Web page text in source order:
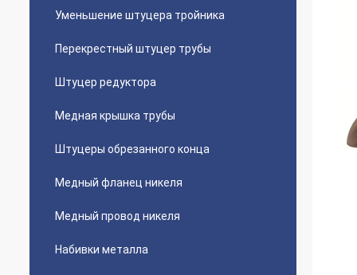
Уменьшение штуцера тройника
Перекрестный штуцер трубы
Штуцер редуктора
Медная крышка трубы
Штуцеры обрезанного конца
Медный фланец никеля
Медный провод никеля
Набивки металла